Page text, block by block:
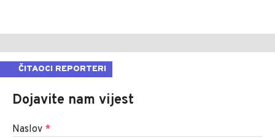
ČITAOCI REPORTERI
Dojavite nam vijest
Naslov *